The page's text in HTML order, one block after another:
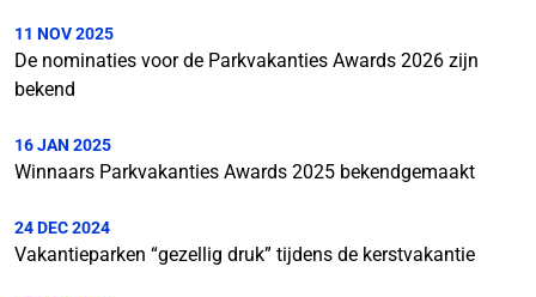
11 NOV 2025
De nominaties voor de Parkvakanties Awards 2026 zijn
bekend
16 JAN 2025
Winnaars Parkvakanties Awards 2025 bekendgemaakt
24 DEC 2024
Vakantieparken “gezellig druk” tijdens de kerstvakantie